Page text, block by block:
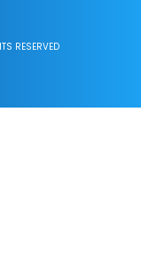
RESERVED